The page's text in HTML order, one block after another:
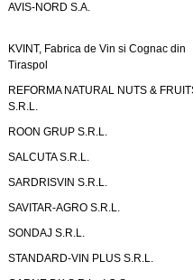
AVIS-NORD S.A.
KVINT, Fabrica de Vin si Cognac din
Tiraspol
REFORMA NATURAL NUTS &
S.R.L.
ROON GRUP S.R.L.
SALCUTA S.R.L.
SARDRISVIN S.R.L.
SAVITAR-AGRO S.R.L.
SONDAJ S.R.L.
STANDARD-VIN PLUS S.R.L.